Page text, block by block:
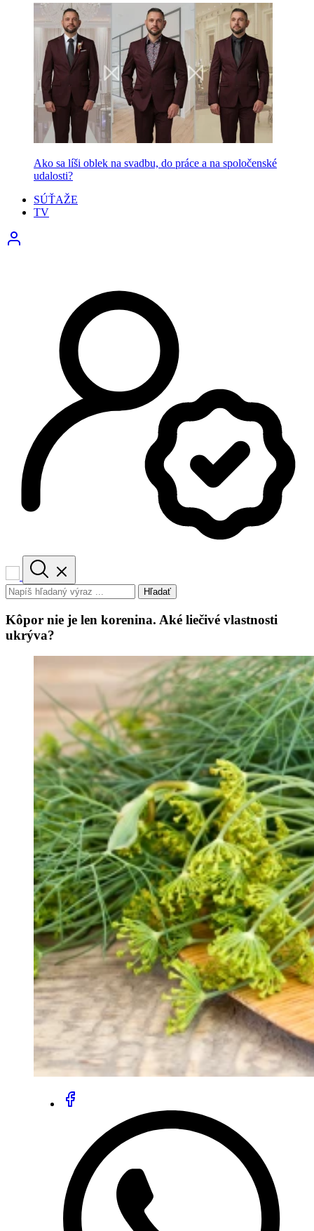
Ako sa líši oblek na svadbu, do práce a na spoločenské
udalosti?
SÚŤAŽE
TV
Hľadať
Kôpor nie je len korenina. Aké liečivé vlastnosti
ukrýva?